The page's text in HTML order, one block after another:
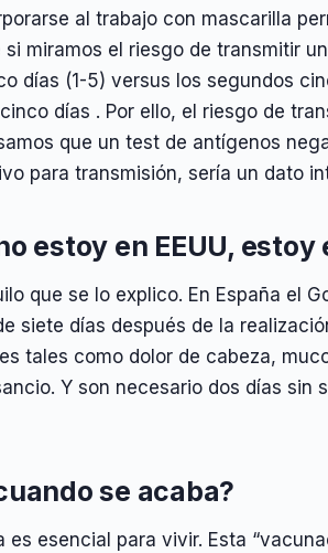
al trabajo con mascarilla
si miramos el riesgo de transmitir
días (1-5) versus los segundos
días . Por ello, el riesgo de
que un test de antígenos
para transmisión, sería un dato
estoy en EEUU, estoy
que se lo explico. En España el
siete días después de la
tales como dolor de cabeza,
Y son necesario dos días
se acaba?
es esencial para vivir. Esta